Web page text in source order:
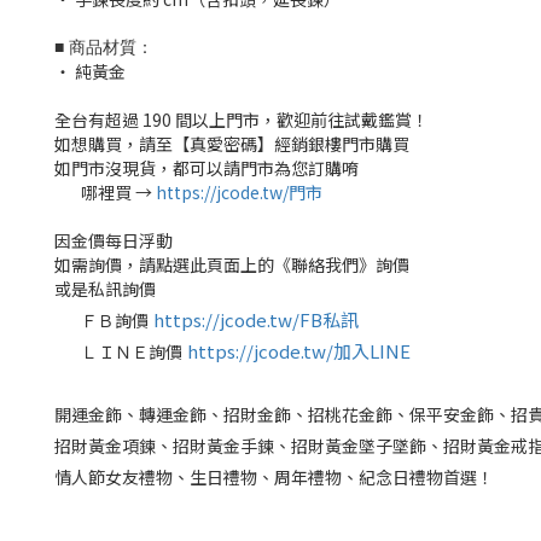
■ 商品材質：
‧ 純黃金
全台有超過 190 間以上門市，歡迎前往試戴鑑賞！
如想購買，請至【真愛密碼】經銷銀樓門市購買
如門市沒現貨，都可以請門市為您訂購唷
哪裡買 → https://jcode.tw/門市
因金價每日浮動
如需詢價，請點選此頁面上的《聯絡我們》詢價
或是私訊詢價
ＦＢ詢價 https://jcode.tw/FB私訊
ＬＩＮＥ詢價 https://jcode.tw/加入LINE
開運金飾、轉運金飾、招財金飾、招桃花金飾、保平安金飾、招
招財黃金項鍊、招財黃金手鍊、招財黃金墜子墜飾、招財黃金戒
情人節女友禮物、生日禮物、周年禮物、紀念日禮物首選！